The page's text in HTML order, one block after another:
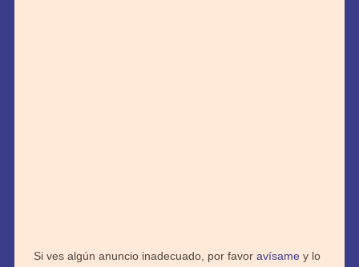
Si ves algún anuncio inadecuado, por favor avísamey lo